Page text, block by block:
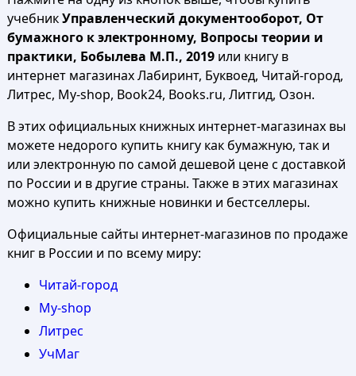
учебникУправленческий документооборот, От
бумажного к электронному, Вопросы теории и
практики, Бобылева М.П., 2019или книгу в
интернет магазинах Лабиринт, Буквоед, Читай-город,
Литрес, My-shop, Book24, Books.ru, Литгид, Озон.
В этих официальных книжных интернет-магазинах вы
можете недорого купить книгу как бумажную, так и
или электронную по самой дешевой цене с доставкой
по России и в другие страны. Также в этих магазинах
можно купить книжные новинки и бестселлеры.
Официальные сайты интернет-магазинов по продаже
книг в России и по всему миру:
Читай-город
My-shop
Литрес
УчМаг